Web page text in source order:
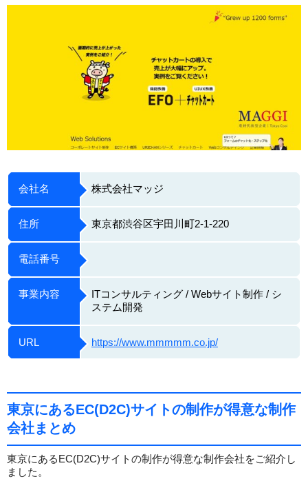
会社名 株式会社マッジ
住所 東京都渋谷区宇田川町2-1-220
電話番号
事業内容
ITコンサルティング / Webサイト制作 / シ
ステム開発
URL https://www.mmmmm.co.jp/
東京にあるEC(D2C)サイトの制作が得意な制作
会社まとめ
東京にあるEC(D2C)サイトの制作が得意な制作会社をご紹介し
ました。